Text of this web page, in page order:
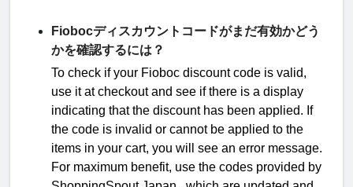
Fiobocディスカウントコードがまだ有効かどう
かを確認するには？
To check if your Fioboc discount code is valid,
use it at checkout and see if there is a display
indicating that the discount has been applied. If
the code is invalid or cannot be applied to the
items in your cart, you will see an error message.
For maximum benefit, use the codes provided by